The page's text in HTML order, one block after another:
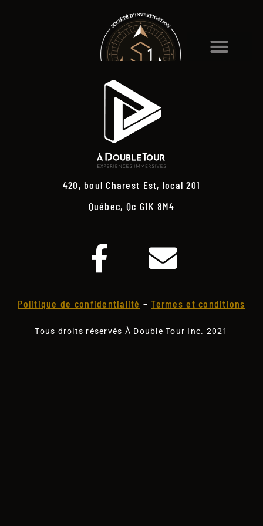
420, boul Charest Est, local 201
Québec, Qc G1K 8M4
Politique de confidentialité –Termes et conditions
Tous droits réservés À Double Tour Inc. 2021